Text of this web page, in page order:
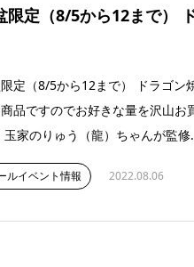
限定（8/5から12まで）
定（8/5から12まで） ドラゴ
品ですのでお好きな量を沢山お
玉家のりゅう（龍）ちゃんが監修
ルイベント情報 2022.08.06